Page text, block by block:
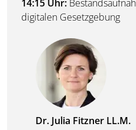
14:15 Uhr:
digitalen Gesetzgebung
Dr. Julia Fitzner LL.M.